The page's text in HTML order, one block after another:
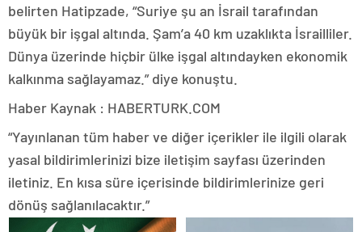
belirten Hatipzade, “Suriye şu an İsrail tarafından
büyük bir işgal altında. Şam’a 40 km uzaklıkta İsrailliler.
Dünya üzerinde hiçbir ülke işgal altındayken ekonomik
kalkınma sağlayamaz.” diye konuştu.
Haber Kaynak : HABERTURK.COM
“Yayınlanan tüm haber ve diğer içerikler ile ilgili olarak
yasal bildirimlerinizi bize iletişim sayfası üzerinden
iletiniz. En kısa süre içerisinde bildirimlerinize geri
dönüş sağlanılacaktır.”